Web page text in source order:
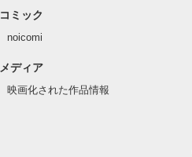
コミック
noicomi
メディア
映画化された作品情報